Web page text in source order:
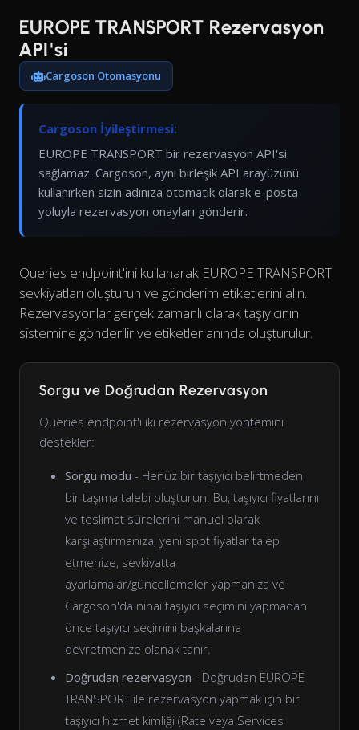
EUROPE TRANSPORT Rezervasyon
API'si
Cargoson Otomasyonu
Cargoson İyileştirmesi:
EUROPE TRANSPORT bir rezervasyon API'si
sağlamaz. Cargoson, aynı birleşik API arayüzünü
kullanırken sizin adınıza otomatik olarak e-posta
yoluyla rezervasyon onayları gönderir.
Queries endpoint'ini kullanarak EUROPE TRANSPORT
sevkiyatları oluşturun ve gönderim etiketlerini alın.
Rezervasyonlar gerçek zamanlı olarak taşıyıcının
sistemine gönderilir ve etiketler anında oluşturulur.
Sorgu ve Doğrudan Rezervasyon
Queries endpoint'i iki rezervasyon yöntemini
destekler:
Sorgu modu - Henüz bir taşıyıcı belirtmeden
bir taşıma talebi oluşturun. Bu, taşıyıcı fiyatlarını
ve teslimat sürelerini manuel olarak
karşılaştırmanıza, yeni spot fiyatlar talep
etmenize, sevkiyatta
ayarlamalar/güncellemeler yapmanıza ve
Cargoson'da nihai taşıyıcı seçimini yapmadan
önce taşıyıcı seçimini başkalarına
devretmenize olanak tanır.
Doğrudan rezervasyon - Doğrudan EUROPE
TRANSPORT ile rezervasyon yapmak için bir
taşıyıcı hizmet kimliği (Rate veya Services